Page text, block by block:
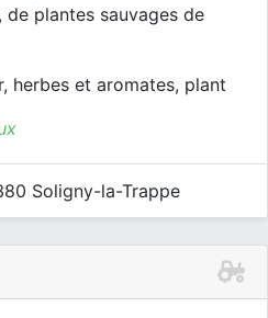
plantes sauvages de
herbes et aromates, plant
Soligny-la-Trappe